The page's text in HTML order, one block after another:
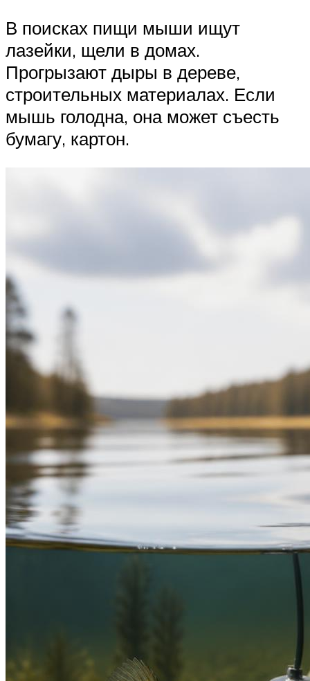
В поисках пищи мыши ищут
лазейки, щели в домах.
Прогрызают дыры в дереве,
строительных материалах. Если
мышь голодна, она может съесть
бумагу, картон.